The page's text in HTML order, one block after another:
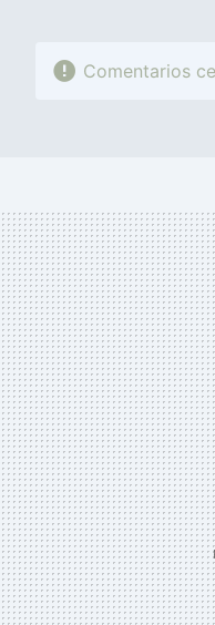
Comentarios